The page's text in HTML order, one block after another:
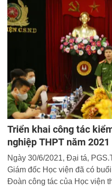
Triển khai công tác
nghiệp THPT năm 2021
Ngày 30/6/2021, Đại tá,
Giám đốc Học viện đã có
Đoàn công tác của Học viện